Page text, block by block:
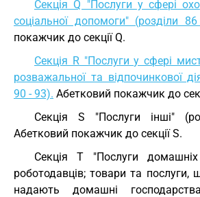
Секція Q "Послуги у сфері
соціальної допомоги" (розділи
покажчик до секції Q.
Секція R "Послуги у сфері
розважальної та відпочинкової
90 - 93). Абетковий покажчик до
Секція S "Послуги інші"
Абетковий покажчик до секції S.
Секція T "Послуги
роботодавців; товари та послуги,
надають домашні